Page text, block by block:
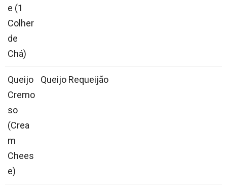
e (1
Colher
de
Chá)
Queijo
Cremo
so
(Crea
m
Chees
e)
Queijo Requeijão